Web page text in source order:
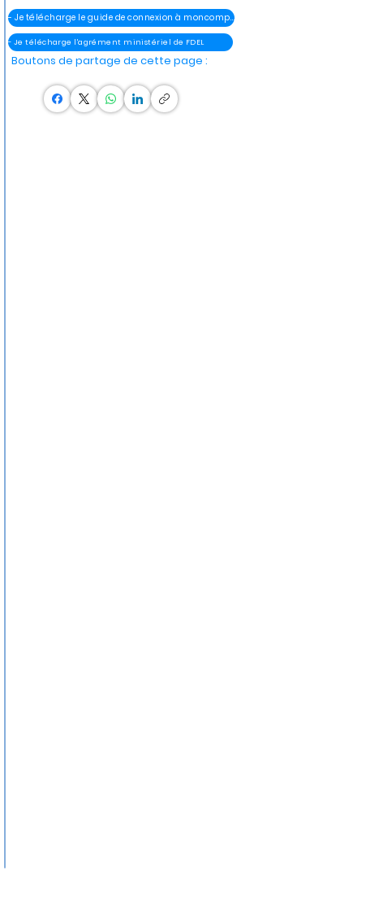
- Je télécharge le guide de connexion à moncompteélu
- Je télécharge l'agrément ministériel de FDEL
Boutons de partage de cette page :